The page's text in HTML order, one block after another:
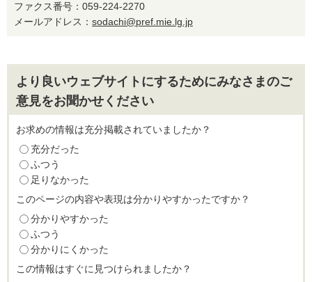
ファクス番号：059-224-2270
メールアドレス： sodachi@pref.mie.lg.jp
より良いウェブサイトにするためにみなさまのご
意見をお聞かせください
お求めの情報は充分掲載されていましたか？
充分だった
ふつう
足りなかった
このページの内容や表現は分かりやすかったですか？
分かりやすかった
ふつう
分かりにくかった
この情報はすぐに見つけられましたか？